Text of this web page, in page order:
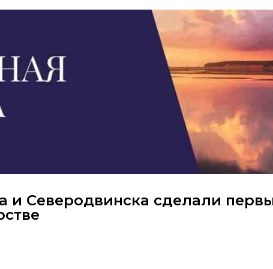
и Северодвинска сделали